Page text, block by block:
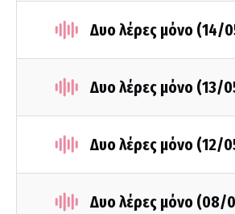
Δυο λέρες μόνο (14/
Δυο λέρες μόνο (13/
Δυο λέρες μόνο (12/
Δυο λέρες μόνο (08/